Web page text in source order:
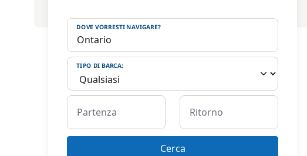
DOVE VORRESTI NAVIGARE?
TIPO DI BARCA:
Partenza Ritorno
Cerca